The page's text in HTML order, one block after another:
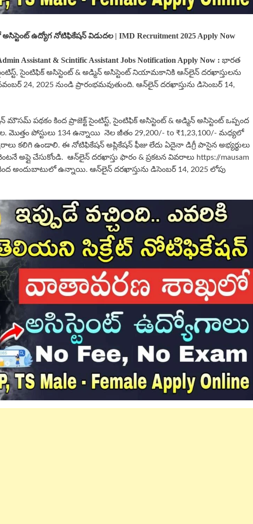
ఉద్యోగ నోటిఫికేషన్ విడుదల | IMD Recruitment 2025 Apply Now
Assistant & Scintific Assistant Jobs Notification Apply Now : భారత
సైంటిఫిక్ అసిస్టెంట్ & అడ్మిన్ అసిస్టెంట్ నియామకానికి ఆన్‌లైన్ దరఖాస్తులను
24, 2025 నుండి ప్రారంభమవుతుంది. ఆన్‌లైన్ దరఖాస్తును డిసెంబర్ 14,
పథకం కింద ప్రాజెక్ట్ సైంటిస్ట్, సైంటిఫిక్ అసిస్టెంట్ & అడ్మిన్ అసిస్టెంట్ ఒప్పంద
మొత్తం పోస్టులు 134 ఉన్నాయి నెల జీతం 29,200/- to ₹1,23,100/- మధ్యలో
కలిగి ఉండాలి. ఈ నోటిఫికేషన్ అప్లికేషన్ ఫీజు లేదు ఏదైనా డిగ్రీ పాసైన అభ్యర్థులు
అప్లై చేసుకోండి. ఆన్‌లైన్ దరఖాస్తు ఫారం & ప్రకటన వివరాలు https://mausam
అందుబాటులో ఉన్నాయి. ఆన్‌లైన్ దరఖాస్తును డిసెంబర్ 14, 2025 లోపు